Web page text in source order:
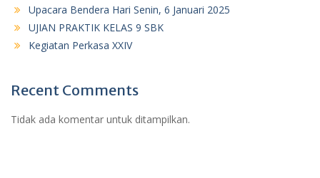
Upacara Bendera Hari Senin, 6 Januari 2025
UJIAN PRAKTIK KELAS 9 SBK
Kegiatan Perkasa XXIV
Recent Comments
Tidak ada komentar untuk ditampilkan.